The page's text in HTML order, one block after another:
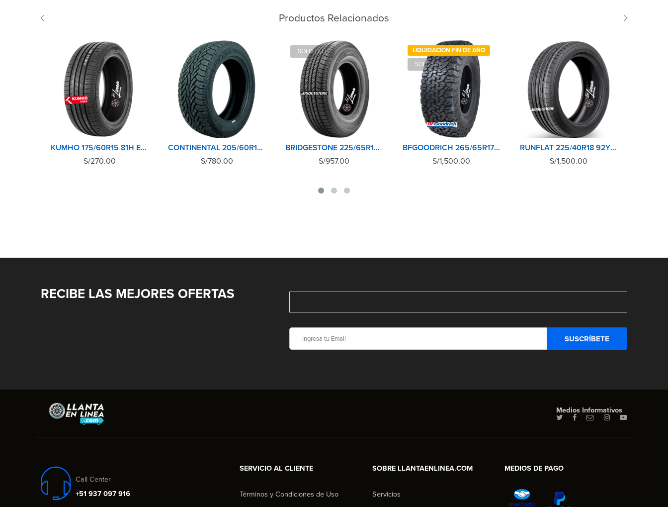
Productos Relacionados
KUMHO 175/60R15 81H ECOWING ES31 TL
S/270.00
CONTINENTAL 205/60R15 91H CROSSCONTACT AT
S/780.00
SOLD OUT
BRIDGESTONE 225/65R17 102T DUELER H/T 684II
S/957.00
LIQUIDACION FIN DE AÑO
SOLD OUT
BFGOODRICH 265/65R17 120S ALL TERRAIN KO2 A/T LRE RWL
S/1,500.00
RUNFLAT 225/40R18 92Y POTENZA S001 BRIDGESTONE
S/1,500.00
RECIBE LAS MEJORES OFERTAS
Medios Informativos
Call Center
+51 937 097 916
SERVICIO AL CLIENTE
Términos y Condiciones de Uso
SOBRE LLANTAENLINEA.COM
Servicios
MEDIOS DE PAGO